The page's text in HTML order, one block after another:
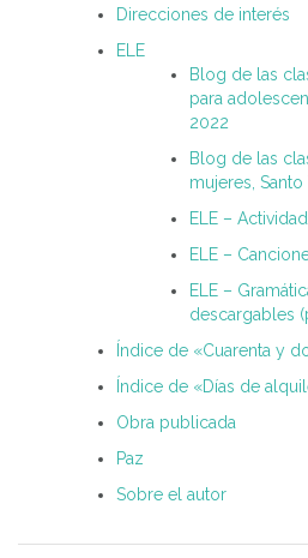
Direcciones de interés
ELE
Blog de las
para
2022
Blog de las
mujeres,
ELE –
ELE –
ELE –
descargables
Índice de «Cuarenta y
Índice de «Días de
Obra publicada
Paz
Sobre el autor